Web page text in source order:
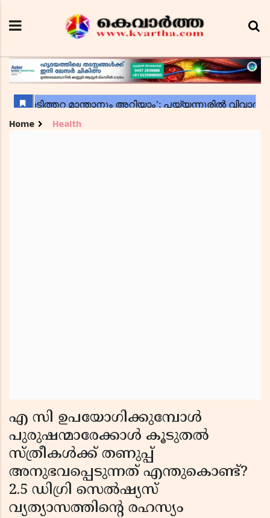
Home Health
എ സി ഉപയോഗിക്കുമ്പോൾ
പുരുഷന്മാരേക്കാൾ കൂടുതൽ
സ്ത്രീകൾക്ക് തണുപ്പ്
അനുഭവപ്പെടുന്നത് എന്തുകൊണ്ട്?
2.5 ഡിഗ്രി സെൽഷ്യസ്
വ്യത്യാസത്തിൻ്റെ രഹസ്യം